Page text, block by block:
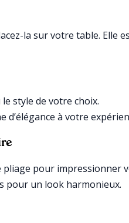
la sur votre table. Elle
style de votre choix.
à votre
pliage pour impressionner
pour un look harmonieux.